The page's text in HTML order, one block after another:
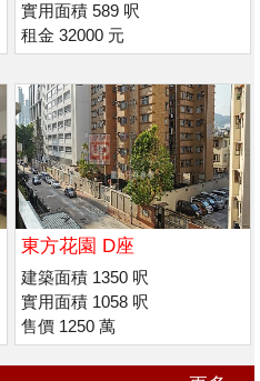
實用面積 589 呎
租金 32000 元
東方花園 D座
建築面積 1350 呎
實用面積 1058 呎
售價 1250 萬